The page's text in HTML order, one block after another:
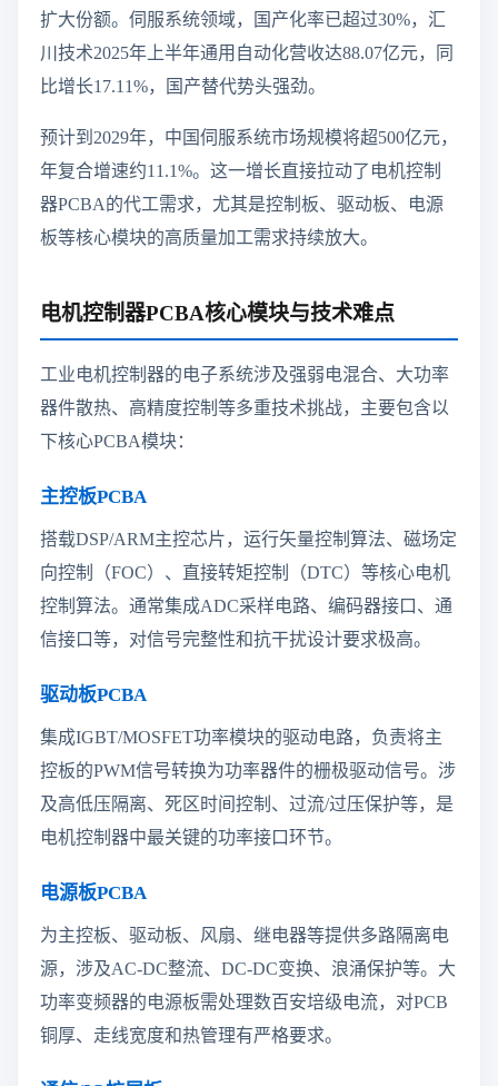
扩大份额。伺服系统领域，国产化率已超过30%，汇
川技术2025年上半年通用自动化营收达88.07亿元，同
比增长17.11%，国产替代势头强劲。
预计到2029年，中国伺服系统市场规模将超500亿元，
年复合增速约11.1%。这一增长直接拉动了电机控制
器PCBA的代工需求，尤其是控制板、驱动板、电源
板等核心模块的高质量加工需求持续放大。
电机控制器PCBA核心模块与技术难点
工业电机控制器的电子系统涉及强弱电混合、大功率
器件散热、高精度控制等多重技术挑战，主要包含以
下核心PCBA模块：
主控板PCBA
搭载DSP/ARM主控芯片，运行矢量控制算法、磁场定
向控制（FOC）、直接转矩控制（DTC）等核心电机
控制算法。通常集成ADC采样电路、编码器接口、通
信接口等，对信号完整性和抗干扰设计要求极高。
驱动板PCBA
集成IGBT/MOSFET功率模块的驱动电路，负责将主
控板的PWM信号转换为功率器件的栅极驱动信号。涉
及高低压隔离、死区时间控制、过流/过压保护等，是
电机控制器中最关键的功率接口环节。
电源板PCBA
为主控板、驱动板、风扇、继电器等提供多路隔离电
源，涉及AC-DC整流、DC-DC变换、浪涌保护等。大
功率变频器的电源板需处理数百安培级电流，对PCB
铜厚、走线宽度和热管理有严格要求。